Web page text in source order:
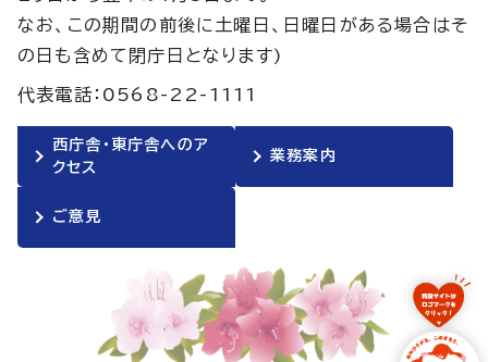
なお、この期間の前後に土曜日、日曜日がある場合はそ
の日も含めて閉庁日となります)
代表電話：0568-22-1111
西庁舎・東庁舎へのア
クセス
業務案内
ご意見